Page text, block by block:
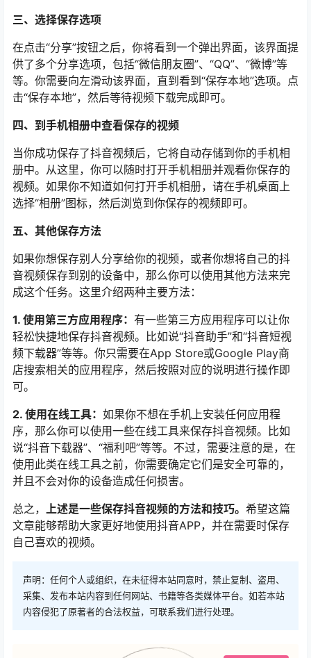
三、选择保存选项
在点击“分享”按钮之后，你将看到一个弹出界面，该界面提
供了多个分享选项，包括“微信朋友圈”、“QQ”、“微博”等
等。你需要向左滑动该界面，直到看到“保存本地”选项。点
击“保存本地”，然后等待视频下载完成即可。
四、到手机相册中查看保存的视频
当你成功保存了抖音视频后，它将自动存储到你的手机相
册中。从这里，你可以随时打开手机相册并观看你保存的
视频。如果你不知道如何打开手机相册，请在手机桌面上
选择“相册”图标，然后浏览到你保存的视频即可。
五、其他保存方法
如果你想保存别人分享给你的视频，或者你想将自己的抖
音视频保存到别的设备中，那么你可以使用其他方法来完
成这个任务。这里介绍两种主要方法：
1. 使用第三方应用程序： 有一些第三方应用程序可以让你
轻松快捷地保存抖音视频。比如说“抖音助手”和“抖音短视
频下载器”等等。你只需要在App Store或Google Play商
店搜索相关的应用程序，然后按照对应的说明进行操作即
可。
2. 使用在线工具： 如果你不想在手机上安装任何应用程
序，那么你可以使用一些在线工具来保存抖音视频。比如
说“抖音下载器”、“福利吧”等等。不过，需要注意的是，在
使用此类在线工具之前，你需要确定它们是安全可靠的，
并且不会对你的设备造成任何损害。
总之， 上述是一些保存抖音视频的方法和技巧。 希望这篇
文章能够帮助大家更好地使用抖音APP，并在需要时保存
自己喜欢的视频。
声明：任何个人或组织，在未征得本站同意时，禁止复制、盗用、
采集、发布本站内容到任何网站、书籍等各类媒体平台。如若本站
内容侵犯了原著者的合法权益，可联系我们进行处理。